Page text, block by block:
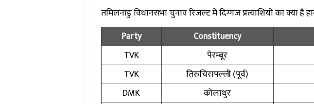
तमिलनाडु विधानसभा चुनाव रिजल्ट में दिग्गज प्रत्याशियों का क्या
Party
Constituency
TVK
पेरम्बूर
TVK
तिरुचिरापल्ली (पूर्व)
DMK
कोलाथुर